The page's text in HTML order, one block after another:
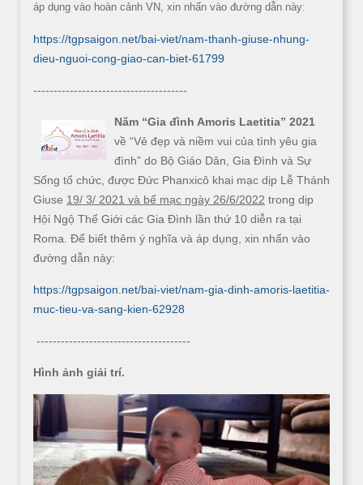
áp dụng vào hoàn cảnh VN, xin nhấn vào đường dẫn này:
https://tgpsaigon.net/bai-viet/nam-thanh-giuse-nhung-
dieu-nguoi-cong-giao-can-biet-61799
--------------------------------------
Năm “Gia đình Amoris Laetitia” 2021
về “Vẻ đẹp và niềm vui của tình yêu gia
đình” do Bộ Giáo Dân, Gia Đình và Sự
Sống tổ chức, được Đức Phanxicô khai mạc dịp Lễ Thánh
Giuse 19/ 3/ 2021 và bế mạc ngày 26/6/2022 trong dịp
Hội Ngộ Thế Giới các Gia Đình lần thứ 10 diễn ra tại
Roma. Để biết thêm ý nghĩa và áp dụng, xin nhấn vào
đường dẫn này:
https://tgpsaigon.net/bai-viet/nam-gia-dinh-amoris-laetitia-
muc-tieu-va-sang-kien-62928
--------------------------------------
Hình ảnh giải trí.